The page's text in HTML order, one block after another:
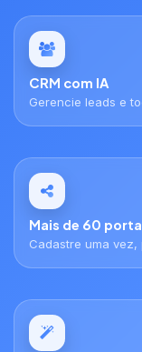
CRM com IA
Gerencie leads e
Mais de 60
Cadastre uma vez,